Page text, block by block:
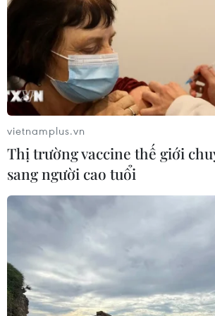
mới sáng tạo thực tiễn
04/08/2026 11:01
Hàn Quốc lên kế hoạch phóng tàu
thăm dò không gian Trái Đất-Mặt
Kiện toàn nhân sự Ban Chỉ đạo
Trung ương về phát triển khoa học,
công nghệ, đổi mới sáng tạo và
chuyển đổi số
04/08/2026 01:21
vietnamplus.vn
Thị trường vaccine thế giới
sang người cao tuổi